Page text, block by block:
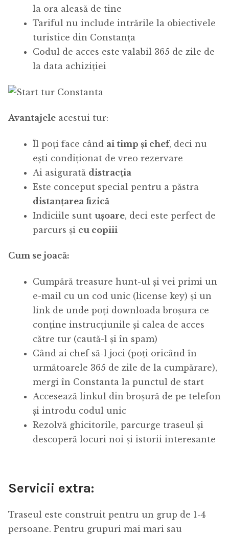
la ora aleasă de tine
Tariful nu include intrările la obiectivele
turistice din Constanța
Codul de acces este valabil 365 de zile de
la data achiziției
Avantajele acestui tur:
Îl poți face când ai timp și chef, deci nu
ești condiționat de vreo rezervare
Ai asigurată distracția
Este conceput special pentru a păstra
distanțarea fizică
Indiciile sunt ușoare, deci este perfect de
parcurs și cu copiii
Cum se joacă:
Cumpără treasure hunt-ul și vei primi un
e-mail cu un cod unic (license key) și un
link de unde poți downloada broșura ce
conține instrucțiunile și calea de acces
către tur (caută-l și în spam)
Când ai chef să-l joci (poți oricând în
următoarele 365 de zile de la cumpărare),
mergi în Constanta la punctul de start
Accesează linkul din broșură de pe telefon
și introdu codul unic
Rezolvă ghicitorile, parcurge traseul și
descoperă locuri noi și istorii interesante
Servicii extra:
Traseul este construit pentru un grup de 1-4
persoane. Pentru grupuri mai mari sau